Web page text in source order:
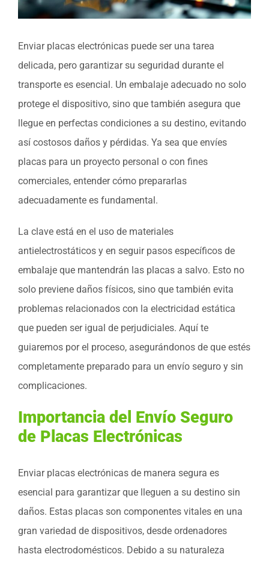
Enviar placas electrónicas puede ser una tarea
delicada, pero garantizar su seguridad durante el
transporte es esencial. Un embalaje adecuado no solo
protege el dispositivo, sino que también asegura que
llegue en perfectas condiciones a su destino, evitando
así costosos daños y pérdidas. Ya sea que envíes
placas para un proyecto personal o con fines
comerciales, entender cómo prepararlas
adecuadamente es fundamental.
La clave está en el uso de materiales
antielectrostáticos y en seguir pasos específicos de
embalaje que mantendrán las placas a salvo. Esto no
solo previene daños físicos, sino que también evita
problemas relacionados con la electricidad estática
que pueden ser igual de perjudiciales. Aquí te
guiaremos por el proceso, asegurándonos de que estés
completamente preparado para un envío seguro y sin
complicaciones.
Importancia del Envío Seguro
de Placas Electrónicas
Enviar placas electrónicas de manera segura es
esencial para garantizar que lleguen a su destino sin
daños. Estas placas son componentes vitales en una
gran variedad de dispositivos, desde ordenadores
hasta electrodomésticos. Debido a su naturaleza